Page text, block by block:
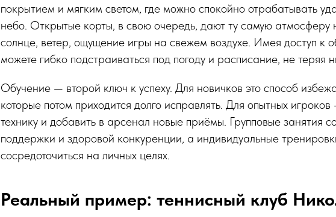
покрытием и мягким светом, где можно спокойно отрабатывать
небо. Открытые корты, в свою очередь, дают ту самую атмосферу
солнце, ветер, ощущение игры на свежем воздухе. Имея доступ к
можете гибко подстраиваться под погоду и расписание, не теряя
Обучение — второй ключ к успеху. Для новичков это способ
которые потом приходится долго исправлять. Для опытных
технику и добавить в арсенал новые приёмы. Групповые занятия
поддержки и здоровой конкуренции, а индивидуальные
сосредоточиться на личных целях.
Реальный пример: теннисный клуб